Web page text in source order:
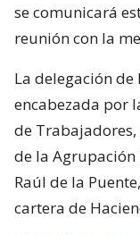
se comunicará
reunión con la
La delegación
encabezada por
de
de la Agrupación
Raúl de la
cartera de